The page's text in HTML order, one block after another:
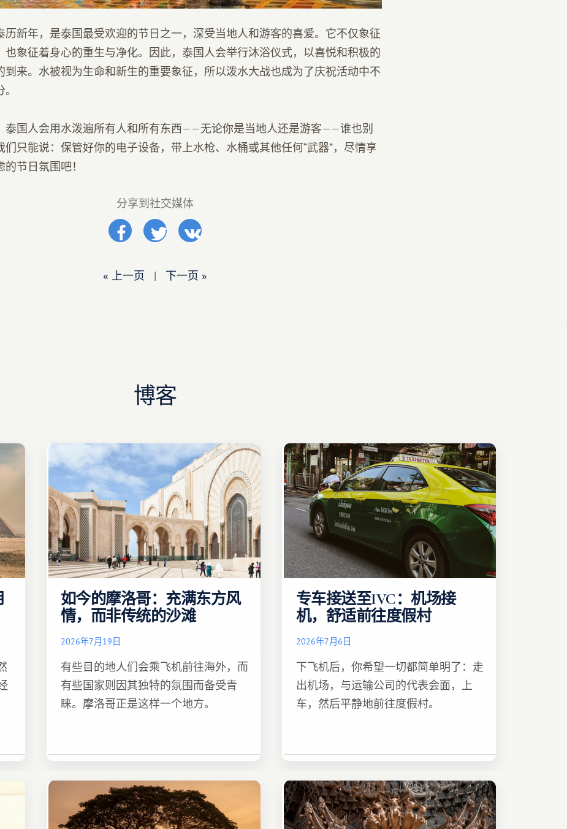
历新年，是泰国最受欢迎的节日之一，深受当地人和游客的喜爱。它不仅象征
也象征着身心的重生与净化。因此，泰国人会举行沐浴仪式，以喜悦和积极的
到来。水被视为生命和新生的重要象征，所以泼水大战也成为了庆祝活动中不
泰国人会用水泼遍所有人和所有东西——无论你是当地人还是游客——谁也别
们只能说：保管好你的电子设备，带上水枪、水桶或其他任何“武器”，尽情享
节日氛围吧！
分享到社交媒体
« 上一页 | 下一页 »
博客
如今的摩洛哥：充满东方风
情，而非传统的沙滩
2026年7月19日
有些目的地人们会乘飞机前往海外，而
有些国家则因其独特的氛围而备受青
睐。摩洛哥正是这样一个地方。
专车接送至IVC：机场接
机，舒适前往度假村
2026年7月6日
下飞机后，你希望一切都简单明了：走
出机场，与运输公司的代表会面，上
车，然后平静地前往度假村。